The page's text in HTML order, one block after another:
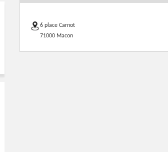
6 place Carnot
71000 Macon